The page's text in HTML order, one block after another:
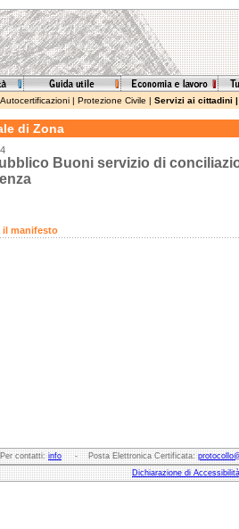
Autocertificazioni | Protezione Civile | Servizi ai cittadini
di Zona
Buoni servizio di
il manifesto
contatti:info- Posta Elettronica Certificata:
Dichiarazione di Accessibilità